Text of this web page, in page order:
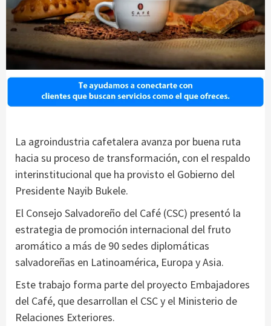
La agroindustria cafetalera avanza por buena ruta
hacia su proceso de transformación, con el respaldo
interinstitucional que ha provisto el Gobierno del
Presidente Nayib Bukele.
El Consejo Salvadoreño del Café (CSC) presentó la
estrategia de promoción internacional del fruto
aromático a más de 90 sedes diplomáticas
salvadoreñas en Latinoamérica, Europa y Asia.
Este trabajo forma parte del proyecto Embajadores
del Café, que desarrollan el CSC y el Ministerio de
Relaciones Exteriores.